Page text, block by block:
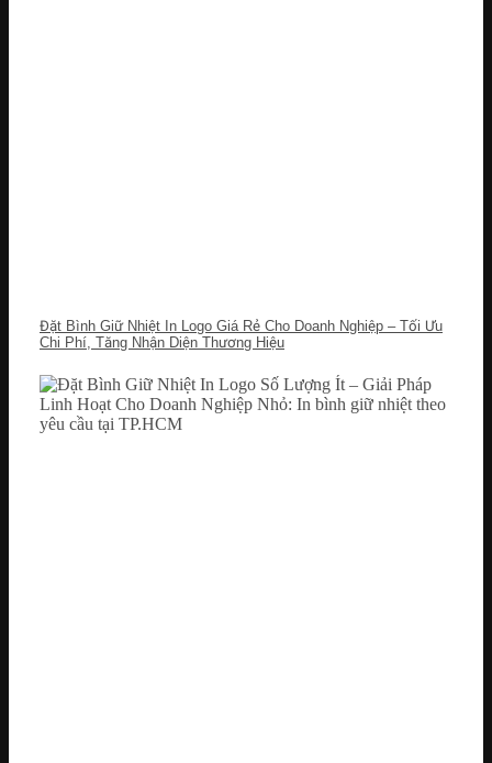
Đặt Bình Giữ Nhiệt In Logo Giá Rẻ Cho Doanh Nghiệp – Tối Ưu
Chi Phí, Tăng Nhận Diện Thương Hiệu